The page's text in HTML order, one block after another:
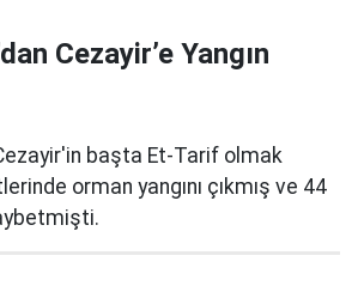
Cezayir’e Yangın
başta Et-Tarif olmak
orman yangını çıkmış ve 44